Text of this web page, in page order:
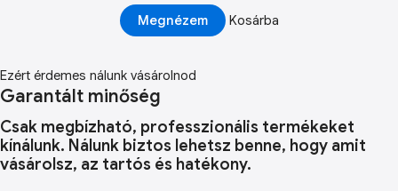
Megnézem Kosárba
Ezért érdemes nálunk vásárolnod
Garantált minőség
Csak megbízható, professzionális termékeket
kínálunk. Nálunk biztos lehetsz benne, hogy amit
vásárolsz, az tartós és hatékony.